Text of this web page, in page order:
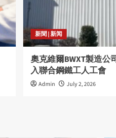
新聞 | 新闻
奧克維爾BWXT製造公
入聯合鋼鐵工人工會
Admin July 2, 2026